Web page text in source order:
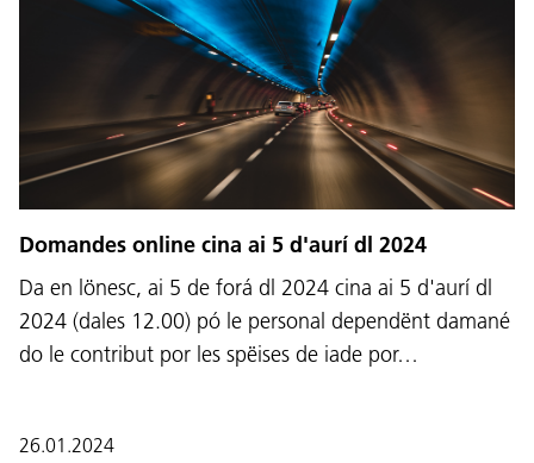
Domandes online cina ai 5 d'aurí dl 2024
Da en lönesc, ai 5 de forá dl 2024 cina ai 5 d'aurí dl
2024 (dales 12.00) pó le personal dependënt damané
do le contribut por les spëises de iade por…
26.01.2024